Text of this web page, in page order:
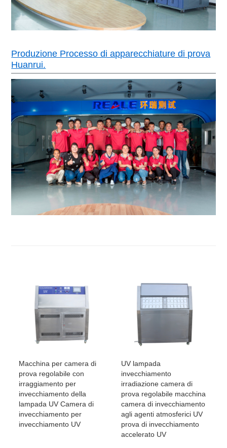
Produzione Processo di apparecchiature di prova
Huanrui.
Macchina per camera di
prova regolabile con
irraggiamento per
invecchiamento della
lampada UV Camera di
invecchiamento per
invecchiamento UV
UV lampada
invecchiamento
irradiazione camera di
prova regolabile macchina
camera di invecchiamento
agli agenti atmosferici UV
prova di invecchiamento
accelerato UV